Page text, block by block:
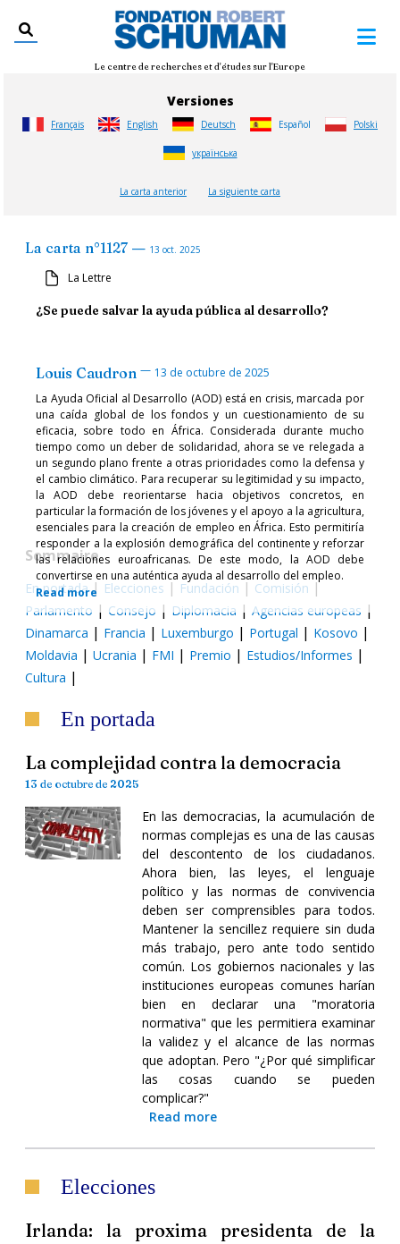
Le centre de recherches et d'études sur l'Europe
Versiones
Français English Deutsch Español Polski
українська
La carta anterior La siguiente carta
La carta n°1127 — 13 oct. 2025
La Lettre
¿Se puede salvar la ayuda pública al desarrollo?
Louis Caudron — 13 de octubre de 2025
La Ayuda Oficial al Desarrollo (AOD) está en crisis, marcada por
una caída global de los fondos y un cuestionamiento de su
eficacia, sobre todo en África. Considerada durante mucho
tiempo como un deber de solidaridad, ahora se ve relegada a
un segundo plano frente a otras prioridades como la defensa y
el cambio climático. Para recuperar su legitimidad y su impacto,
la AOD debe reorientarse hacia objetivos concretos, en
particular la formación de los jóvenes y el apoyo a la agricultura,
esenciales para la creación de empleo en África. Esto permitiría
responder a la explosión demográfica del continente y reforzar
las relaciones euroafricanas. De este modo, la AOD debe
convertirse en una auténtica ayuda al desarrollo del empleo.
Read more
Sommaire
En portada| Elecciones | Fundación | Comisión |
Parlamento | Consejo | Diplomacia | Agencias europeas |
Dinamarca | Francia | Luxemburgo | Portugal | Kosovo |
Moldavia | Ucrania | FMI | Premio | Estudios/Informes |
Cultura |
En portada
La complejidad contra la democracia
13 de octubre de 2025
En las democracias, la acumulación de
normas complejas es una de las causas
del descontento de los ciudadanos.
Ahora bien, las leyes, el lenguaje
político y las normas de convivencia
deben ser comprensibles para todos.
Mantener la sencillez requiere sin duda
más trabajo, pero ante todo sentido
común. Los gobiernos nacionales y las
instituciones europeas comunes harían
bien en declarar una "moratoria
normativa" que les permitiera examinar
la validez y el alcance de las normas
que adoptan. Pero "¿Por qué simplificar
las cosas cuando se pueden
complicar?"
Read more
Elecciones
Irlanda: la proxima presidenta de la